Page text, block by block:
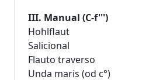
III. Manual (C-f''')
Hohlflaut
Salicional
Flauto traverso
Unda maris (od c°)